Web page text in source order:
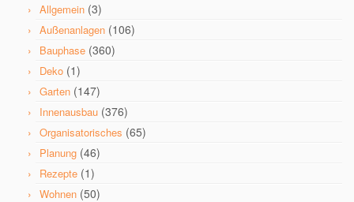
Allgemein (3)
Außenanlagen (106)
Bauphase (360)
Deko (1)
Garten (147)
Innenausbau (376)
Organisatorisches (65)
Planung (46)
Rezepte (1)
Wohnen (50)